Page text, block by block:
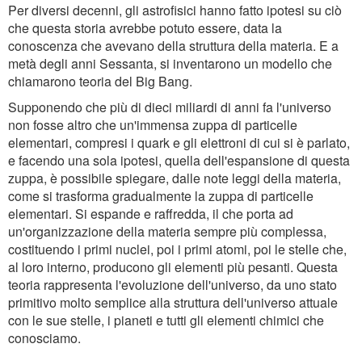
Per diversi decenni, gli astrofisici hanno fatto ipotesi su ciò
che questa storia avrebbe potuto essere, data la
conoscenza che avevano della struttura della materia. E a
metà degli anni Sessanta, si inventarono un modello che
chiamarono teoria del Big Bang.
Supponendo che più di dieci miliardi di anni fa l'universo
non fosse altro che un'immensa zuppa di particelle
elementari, compresi i quark e gli elettroni di cui si è parlato,
e facendo una sola ipotesi, quella dell'espansione di questa
zuppa, è possibile spiegare, dalle note leggi della materia,
come si trasforma gradualmente la zuppa di particelle
elementari. Si espande e raffredda, il che porta ad
un'organizzazione della materia sempre più complessa,
costituendo i primi nuclei, poi i primi atomi, poi le stelle che,
al loro interno, producono gli elementi più pesanti. Questa
teoria rappresenta l'evoluzione dell'universo, da uno stato
primitivo molto semplice alla struttura dell'universo attuale
con le sue stelle, i pianeti e tutti gli elementi chimici che
conosciamo.